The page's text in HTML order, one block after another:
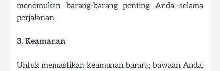
menemukan barang-barang penting Anda selama
perjalanan.
3. Keamanan
Untuk memastikan keamanan barang bawaan Anda,